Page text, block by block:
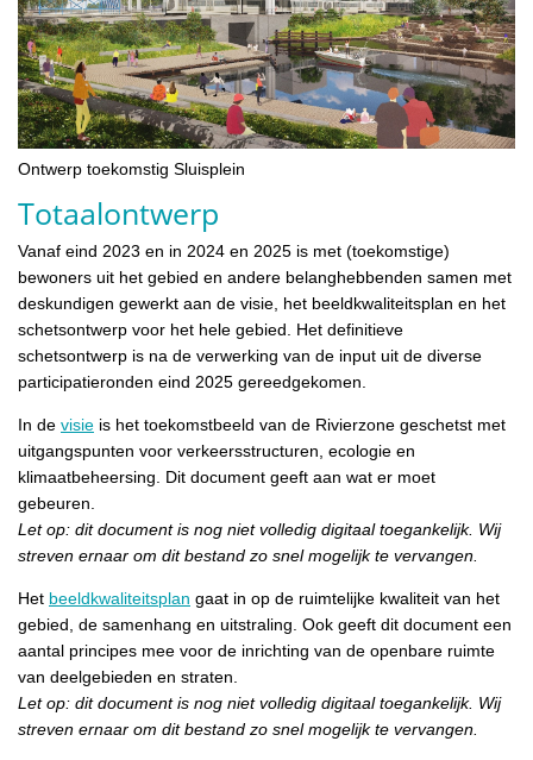
Ontwerp toekomstig Sluisplein
Totaalontwerp
Vanaf eind 2023 en in 2024 en 2025 is met (toekomstige)
bewoners uit het gebied en andere belanghebbenden samen met
deskundigen gewerkt aan de visie, het beeldkwaliteitsplan en het
schetsontwerp voor het hele gebied. Het definitieve
schetsontwerp is na de verwerking van de input uit de diverse
participatieronden eind 2025 gereedgekomen.
In de visie is het toekomstbeeld van de Rivierzone geschetst met
uitgangspunten voor verkeersstructuren, ecologie en
klimaatbeheersing. Dit document geeft aan wat er moet
gebeuren.
Let op: dit document is nog niet volledig digitaal toegankelijk. Wij
streven ernaar om dit bestand zo snel mogelijk te vervangen.
Het beeldkwaliteitsplan gaat in op de ruimtelijke kwaliteit van het
gebied, de samenhang en uitstraling. Ook geeft dit document een
aantal principes mee voor de inrichting van de openbare ruimte
van deelgebieden en straten.
Let op: dit document is nog niet volledig digitaal toegankelijk. Wij
streven ernaar om dit bestand zo snel mogelijk te vervangen.